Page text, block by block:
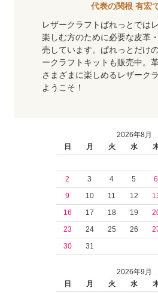
代表の関根 有宏
レザークラフトぱれっとでは
楽しむ方のために必要な皮革
売しています。ぱれっとだけ
ークラフトキットも販売中。
さまざまに楽しめるレザーク
ようこそ！
2026年8月
日
月 火 水
2
3 4 5 6
9
10 11 12
16
17 18 19
23
24 25 26
30
31
2026年9月
日
月 火 水